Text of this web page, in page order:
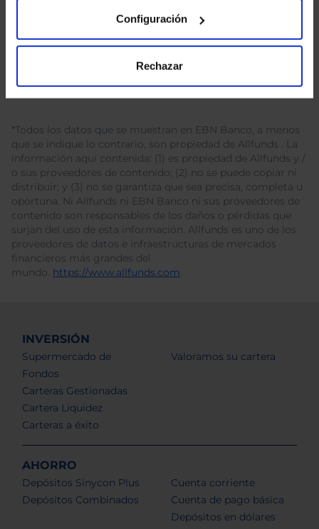
Configuración
Rechazar
*Todos los datos que se muestran en EBN Banco, a menos
que se indique lo contrario, son propiedad de Allfunds . La
información aquí contenida: (1) es propiedad de Allfunds y /
o sus proveedores de contenido; (2) no se puede copiar ni
distribuir; y (3) no se garantiza que sea precisa, completa u
oportuna. Ni Allfunds ni EBN Banco ni sus proveedores de
contenido son responsables de los daños o pérdidas que
surjan del uso de esta información. Allfunds es uno de los
proveedores de datos e infraestructuras de mercados
financieros más grandes del
mundo. https://www.allfunds.com.
INVERSIÓN
Supermercado de
Fondos
Carteras Gestionadas
Cartera Liquidez
Carteras a éxito
Valoramos su cartera
AHORRO
Depósitos Sinycon Plus
Depósitos Combinados
Cuenta corriente
Cuenta de pago básica
Depósitos en dólares